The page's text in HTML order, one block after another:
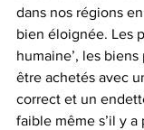
dans nos régions
bien éloignée. Les
humaine’, les
être achetés avec
correct et un
faible même s’il y a